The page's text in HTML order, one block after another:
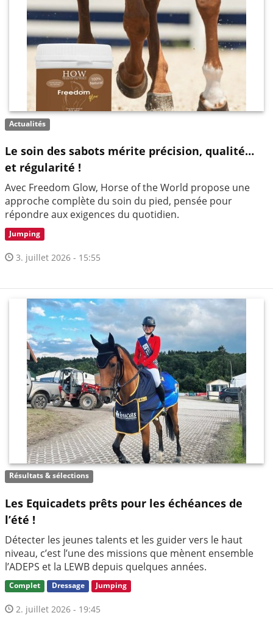
Actualités
Le soin des sabots mérite précision, qualité…
et régularité !
Avec Freedom Glow, Horse of the World propose une
approche complète du soin du pied, pensée pour
répondre aux exigences du quotidien.
Jumping
3. juillet 2026 - 15:55
Résultats & sélections
Les Equicadets prêts pour les échéances de
l’été !
Détecter les jeunes talents et les guider vers le haut
niveau, c’est l’une des missions que mènent ensemble
l’ADEPS et la LEWB depuis quelques années.
Complet Dressage Jumping
2. juillet 2026 - 19:45